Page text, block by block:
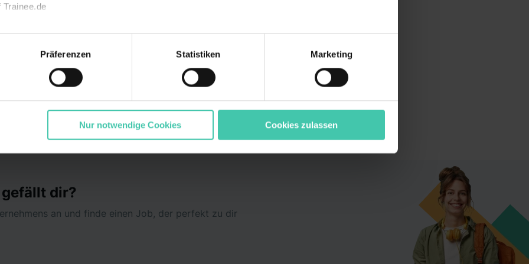
Funktion unserer Webseite („Notwendig“), um von dir bei Benutzung der
zu speichern ( „Präferenzen“), die Zugriffe auf unsere Webseite zu analysieren
zu deiner Verwendung unserer Website an unsere Partner für soziale Medien, Werbung
um Inhalte und Anzeigen zu personalisieren („Marketing“). Unsere Partner führen diese
„Notwendig“) zu. Willst du nur bestimmte Verwendungszwecke zulassen, triff deine
und klick auf „Auswahl erlauben“. Die Einwilligung zur Platzierung von Cookies der
dem Punkt „Datenschutz-Einstellungen“ widerrufen. Weitere Informationen zu den
,Impressum.
Präferenzen Statistiken Marketing
Nur notwendige Cookies Cookies zulassen
dir?
an und finde einen Job, der perfekt zu dir